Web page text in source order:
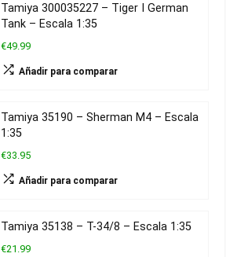
Tamiya 300035227 – Tiger I German
Tank – Escala 1:35
€49.99
Añadir para comparar
Tamiya 35190 – Sherman M4 – Escala
1:35
€33.95
Añadir para comparar
Tamiya 35138 – T-34/8 – Escala 1:35
€21.99